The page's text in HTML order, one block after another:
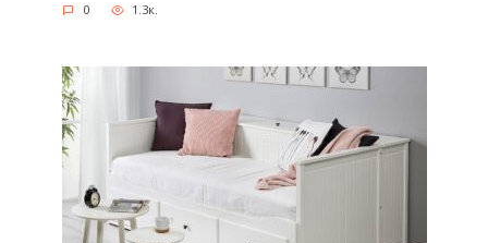
0 1.3к.